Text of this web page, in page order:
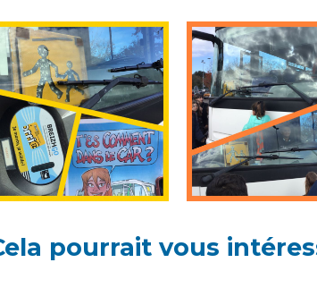
pourrait vous